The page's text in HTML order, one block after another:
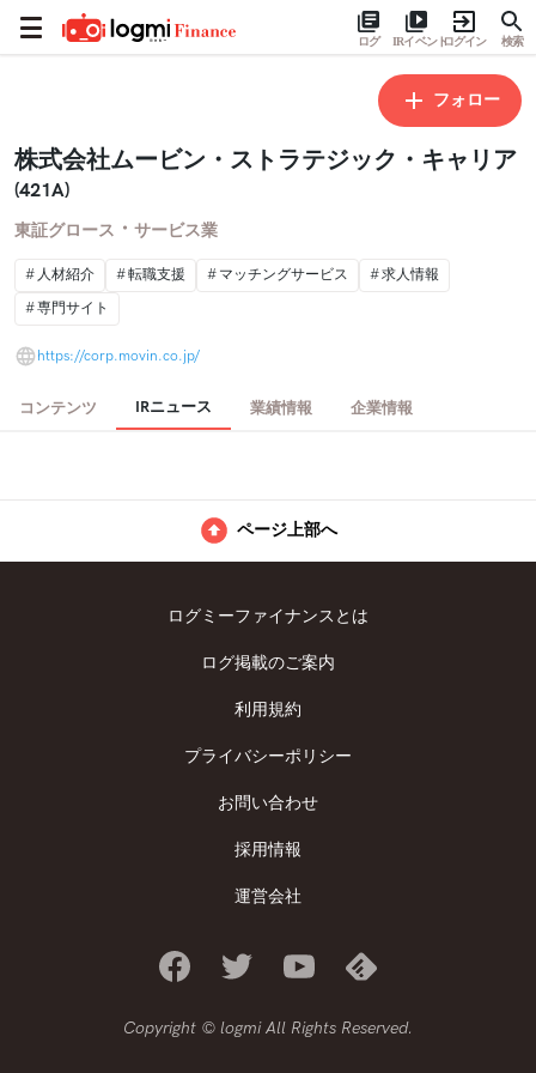
ログ IRイベントログイン 検索
フォロー
株式会社ムービン・ストラテジック・キャリア
(421A)
東証グロース ・ サービス業
人材紹介 転職支援 マッチングサービス
求人情報
専門サイト
https://corp.movin.co.jp/
コンテンツ IRニュース 業績情報 企業情報
ページ上部へ
ログミーファイナンスとは
ログ掲載のご案内
利用規約
プライバシーポリシー
お問い合わせ
採用情報
運営会社
Copyright © logmi All Rights Reserved.